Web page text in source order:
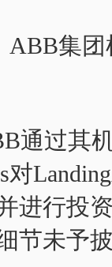
ABB集
通过其
对
进行投
节未予